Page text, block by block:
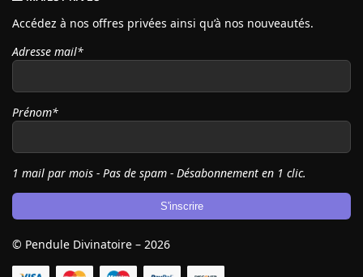
Accédez à nos offres privées ainsi qu’à nos nouveautés.
Adresse mail*
Prénom*
1 mail par mois - Pas de spam - Désabonnement en 1 clic.
© Pendule Divinatoire – 2026